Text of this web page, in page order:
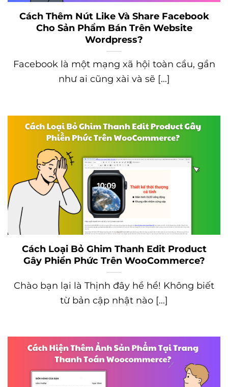
Cách Thêm Nút Like Và Share Facebook
Cho Sản Phẩm Bán Trên Website
Wordpress?
Facebook là một mạng xã hội toàn cầu, gần
như ai cũng xài và sẽ [...]
Cách Loại Bỏ Ghim Thanh Edit Product
Gây Phiền Phức Trên WooCommerce?
Chào bạn lại là Thịnh đây hề hề! Không biết
từ bản cập nhật nào [...]